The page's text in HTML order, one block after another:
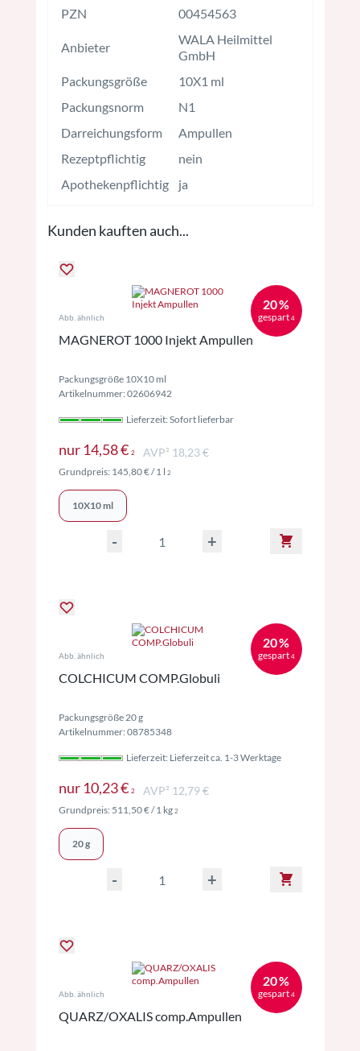
PZN 00454563
Anbieter
WALA Heilmittel
GmbH
Packungsgröße
10X1 ml
Packungsnorm
N1
Darreichungsform
Ampullen
Rezeptpflichtig
nein
Apothekenpflichtig
ja
Kunden kauften auch...
20 %
gespart 4
Abb. ähnlich
MAGNEROT 1000 Injekt Ampullen
Packungsgröße 10X10 ml
Artikelnummer: 02606942
Lieferzeit: Sofort lieferbar
nur 14,58 € 2Preise inkl. MwSt. ggf. zzgl. Versand
AVP² 18,23 €
Grundpreis: 145,80 €/ 1 l 2Preise inkl. MwSt. ggf. zzgl. Versand
10X10 ml
- +
20 %
gespart 4
Abb. ähnlich
COLCHICUM COMP.Globuli
Packungsgröße 20 g
Artikelnummer: 08785348
Lieferzeit: Lieferzeit ca. 1-3 Werktage
nur 10,23 € 2Preise inkl. MwSt. ggf. zzgl. Versand
AVP² 12,79 €
Grundpreis: 511,50 €/ 1 kg 2Preise inkl. MwSt. ggf. zzgl. Versand
20 g
- +
20 %
gespart 4
Abb. ähnlich
QUARZ/OXALIS comp.Ampullen